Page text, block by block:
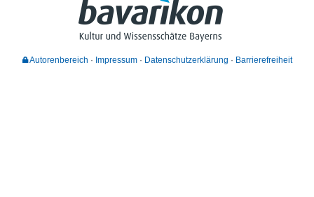
Autorenbereich Impressum Datenschutzerklärung Barrierefreiheit